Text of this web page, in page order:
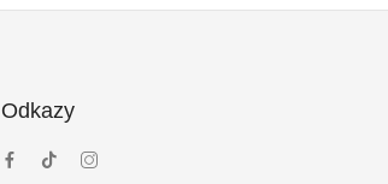
Odkazy